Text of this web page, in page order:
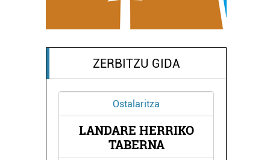
ZERBITZU GIDA
HERRIKO
ZUBILLAGA
AHOLKULARITZA